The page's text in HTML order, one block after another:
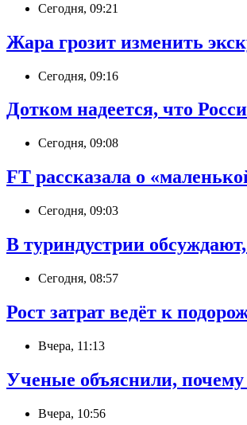
Сегодня, 09:21
Жара грозит изменить
Сегодня, 09:16
Дотком надеется, что
Сегодня, 09:08
FT рассказала о
Сегодня, 09:03
В туриндустрии
Сегодня, 08:57
Рост затрат ведёт к
Вчера, 11:13
Ученые объяснили,
Вчера, 10:56